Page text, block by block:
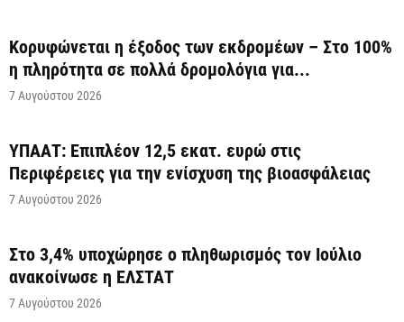
Κορυφώνεται η έξοδος των εκδρομέων – Στο 100%
η πληρότητα σε πολλά δρομολόγια για...
7 Αυγούστου 2026
ΥΠΑΑΤ: Επιπλέον 12,5 εκατ. ευρώ στις
Περιφέρειες για την ενίσχυση της βιοασφάλειας
7 Αυγούστου 2026
Στο 3,4% υποχώρησε ο πληθωρισμός τον Ιούλιο
ανακοίνωσε η ΕΛΣΤΑΤ
7 Αυγούστου 2026